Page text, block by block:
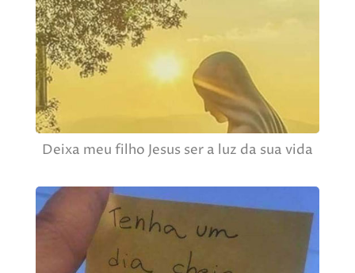
Deixa meu filho Jesus ser a luz da sua vida